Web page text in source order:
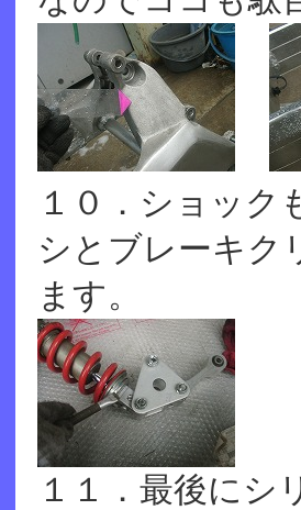
１０．ショック
シとブレーキク
ます。
１１．最後にシ